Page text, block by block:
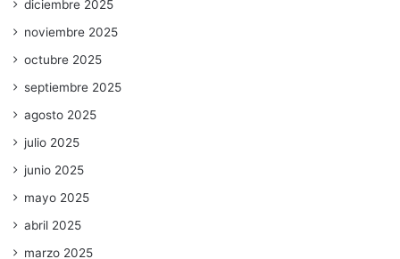
diciembre 2025
noviembre 2025
octubre 2025
septiembre 2025
agosto 2025
julio 2025
junio 2025
mayo 2025
abril 2025
marzo 2025